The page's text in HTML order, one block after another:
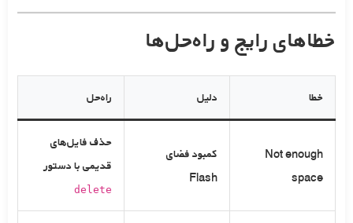
خطاهای رایج و راه‌حل‌ها
خطا دلیل راه‌حل
Not enough
space
کمبود فضای
Flash
حذف فایل‌های
قدیمی با دستور
delete